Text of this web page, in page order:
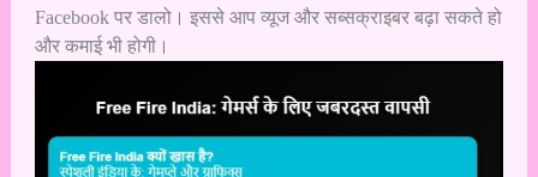
Facebook पर डालो। इससे आप व्यूज और सब्सक्राइबर बढ़ा सकते हो
और कमाई भी होगी।